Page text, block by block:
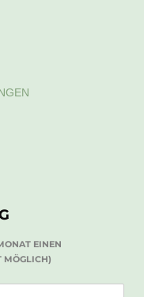
EINEN
MÖGLICH)